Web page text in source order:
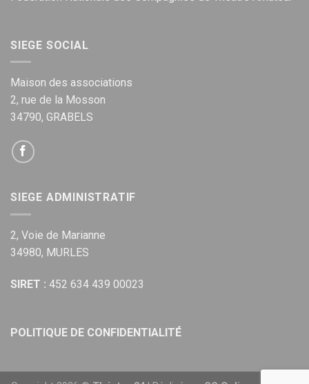
SIEGE SOCIAL
Maison des associations
2, rue de la Mosson
34790, GRABELS
SIEGE ADMINISTRATIF
2, Voie de Marianne
34980, MURLES
SIRET : 452 634 439 00023
POLITIQUE DE CONFIDENTIALITÉ